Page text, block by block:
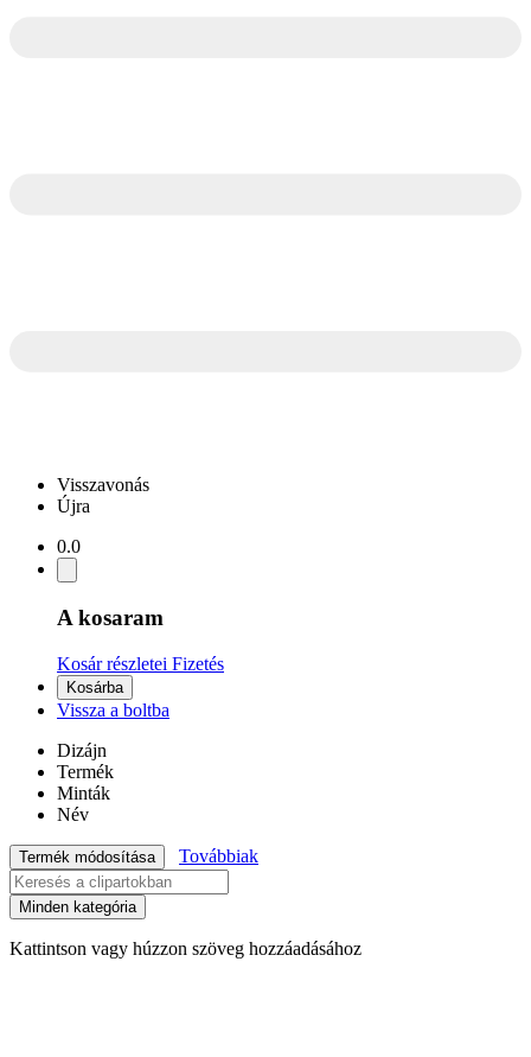
Visszavonás
Újra
0.0
A kosaram
Kosár részletei Fizetés
Kosárba
Vissza a boltba
Dizájn
Termék
Minták
Név
Termék módosítása Továbbiak
Minden kategória
Kattintson vagy húzzon szöveg hozzáadásához